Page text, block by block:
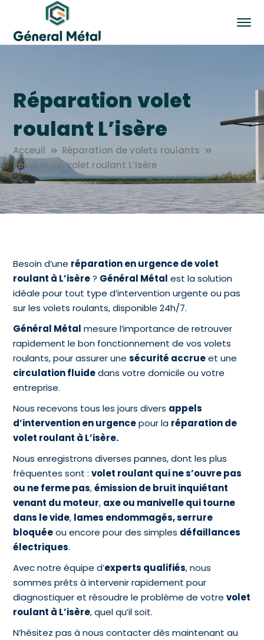
Réparation volet
roulant L’isère
Acceuil
Réparation de volets roulants
Réparation volet roulant L’isère
Besoin d’une réparation en urgence de volet
roulant à L’isère? Général Métal est la solution
idéale pour tout type d’intervention urgente ou pas
sur les volets roulants, disponible 24h/7.
Général Métal mesure l’importance de retrouver
rapidement le bon fonctionnement de vos volets
roulants, pour assurer unesécurité accrueet une
circulation fluidedans votre domicile ou votre
entreprise.
Nous recevons tous les jours divers appels
d’intervention en urgencepour la réparation de
volet roulant à L’isère.
Nous enregistrons diverses pannes, dont les plus
fréquentes sont :volet roulant qui ne s’ouvre pas
ou ne ferme pas,émission de bruit inquiétant
venant du moteur, axe ou manivelle qui tourne
dans le vide, lames endommagés, serrure
bloquéeou encore pour des simples défaillances
électriques.
Avec notre équipe d’experts qualifiés, nous
sommes prêts à intervenir rapidement pour
diagnostiquer et résoudre le problème de votrevolet
roulant à L’isère, quel qu’il soit.
N’hésitez pas à nous contacter dès maintenant au